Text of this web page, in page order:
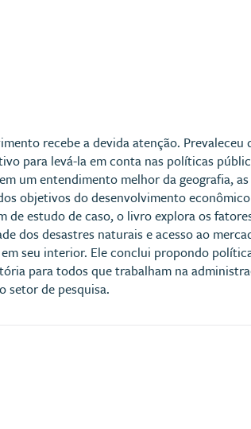
recebe a devida atenção. Prevaleceu
para levá-la em conta nas políticas
um entendimento melhor da geografia,
objetivos do desenvolvimento
estudo de caso, o livro explora os
dos desastres naturais e acesso ao
seu interior. Ele conclui propondo
para todos que trabalham na
setor de pesquisa.